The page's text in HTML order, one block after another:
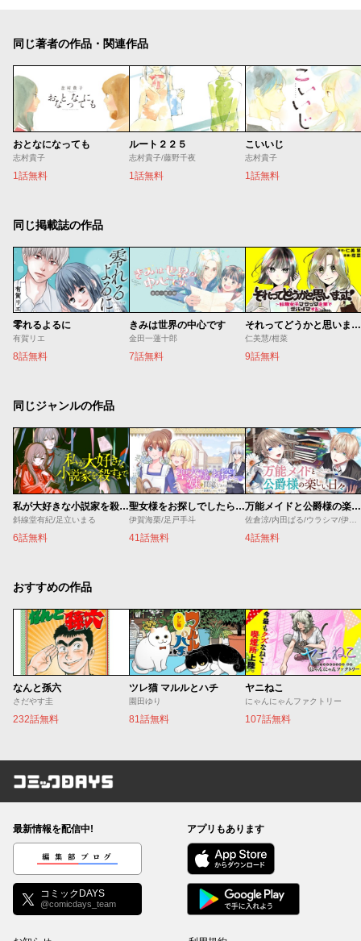
同じ著者の作品・関連作品
おとなになっても
志村貴子
1話無料
ルート２２５
志村貴子/藤野千夜
1話無料
こいいじ
志村貴子
1話無料
同じ掲載誌の作品
零れるよるに
有賀リエ
8話無料
きみは世界の中心です
金田一蓮十郎
7話無料
それってどうかと思います！～転職女子、ブラック企業でサバイブする。～
仁美慧/柑菜
9話無料
同じジャンルの作品
私が大好きな小説家を殺すまで
斜線堂有紀/足立いまる
6話無料
聖女様をお探しでしたら妹で間違いありません。さあどうぞお連れください、今すぐ。
伊賀海栗/足戸手斗
41話無料
万能メイドと公爵様の楽しい日々
佐倉涼/内田ぱる/ウラシマ/伊藤テリヤキ
4話無料
おすすめの作品
なんと孫六
さだやす圭
232話無料
ツレ猫 マルルとハチ
園田ゆり
81話無料
ヤニねこ
にゃんにゃんファクトリー
107話無料
コミックDAYS
最新情報を配信中!
編集部ブログ
コミックDAYS
@comicdays_team
アプリもあります